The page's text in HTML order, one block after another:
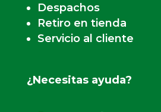
Despachos
Retiro en tienda
Servicio al cliente
¿Necesitas ayuda?